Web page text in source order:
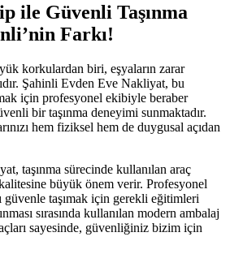
ile Güvenli Taşınma
Farkı!
korkulardan biri, eşyaların zarar
Şahinli Evden Eve Nakliyat, bu
için profesyonel ekibiyle beraber
bir taşınma deneyimi sunmaktadır.
hem fiziksel hem de duygusal açıdan
taşınma sürecinde kullanılan araç
büyük önem verir. Profesyonel
taşımak için gerekli eğitimleri
sırasında kullanılan modern ambalaj
sayesinde, güvenliğiniz bizim için